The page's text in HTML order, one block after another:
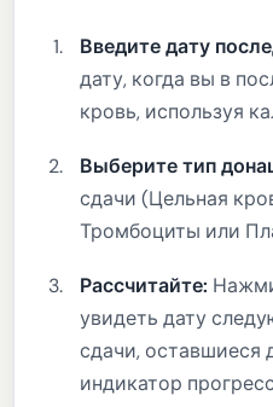
Введите дату
дату, когда вы в
кровь, используя
Выберите тип
сдачи (Цельная
Тромбоциты или
Рассчитайте:
увидеть дату
сдачи, оставшиеся
индикатор